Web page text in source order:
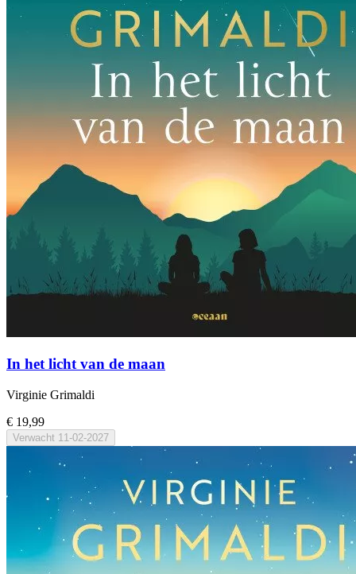
In het licht van de maan
Virginie Grimaldi
€ 19,99
Verwacht 11-02-2027